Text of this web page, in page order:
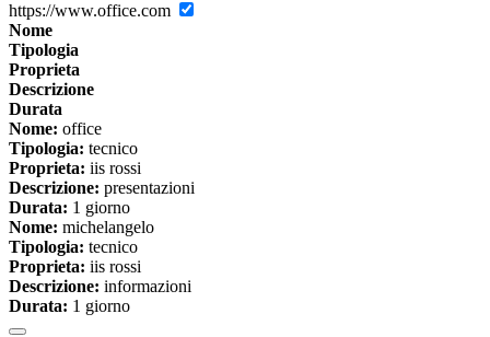
https://www.office.com
Nome
Tipologia
Proprieta
Descrizione
Durata
Nome: office
Tipologia: tecnico
Proprieta: iis rossi
Descrizione: presentazioni
Durata: 1 giorno
Nome: michelangelo
Tipologia: tecnico
Proprieta: iis rossi
Descrizione: informazioni
Durata: 1 giorno